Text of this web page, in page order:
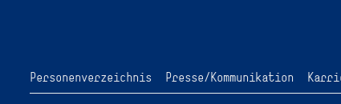
Personenverzeichnis Presse/Kommunikation